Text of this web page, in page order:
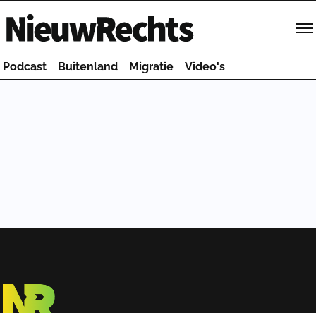
Homepage van NieuwRechts
Podcast Buitenland Migratie Video's